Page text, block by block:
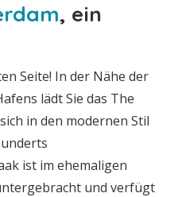
, ein
Seite! In der Nähe der
lädt Sie das The
in den modernen Stil
ist im ehemaligen
und verfügt